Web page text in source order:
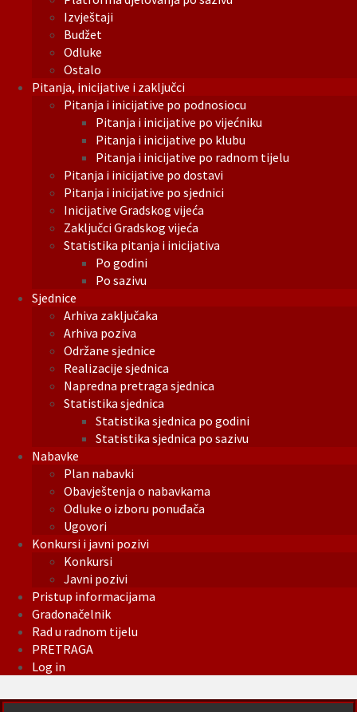
Izvještaji
Budžet
Odluke
Ostalo
Pitanja, inicijative i zaključci
Pitanja i inicijative po podnosiocu
Pitanja i inicijative po vijećniku
Pitanja i inicijative po klubu
Pitanja i inicijative po radnom tijelu
Pitanja i inicijative po dostavi
Pitanja i inicijative po sjednici
Inicijative Gradskog vijeća
Zaključci Gradskog vijeća
Statistika pitanja i inicijativa
Po godini
Po sazivu
Sjednice
Arhiva zaključaka
Arhiva poziva
Održane sjednice
Realizacije sjednica
Napredna pretraga sjednica
Statistika sjednica
Statistika sjednica po godini
Statistika sjednica po sazivu
Nabavke
Plan nabavki
Obavještenja o nabavkama
Odluke o izboru ponuđača
Ugovori
Konkursi i javni pozivi
Konkursi
Javni pozivi
Pristup informacijama
Gradonačelnik
Rad u radnom tijelu
PRETRAGA
Log in